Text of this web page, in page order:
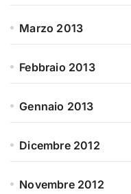
Marzo 2013
Febbraio 2013
Gennaio 2013
Dicembre 2012
Novembre 2012